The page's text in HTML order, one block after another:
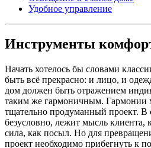
Удобное управление
Инструменты
Начать хотелось бы словами
быть всё прекрасно: и лицо, и
дом должен быть отражением
таким же гармоничным. Гармонии
тщательно продуманный проект. В
безусловно, лежит мысль клиента,
сила, как посыл. Но для
проект необходимо прибегнуть к